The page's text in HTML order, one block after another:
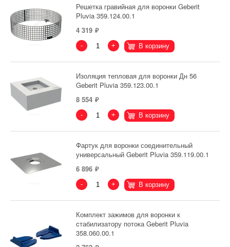
Решетка гравийная для воронки Geberit
Pluvia 359.124.00.1
4 319
- + В корзину
Изоляция тепловая для воронки Дн 56
Geberit Pluvia 359.123.00.1
8 554
- + В корзину
Фартук для воронки соединительный
универсальный Geberit Pluvia 359.119.00.1
6 896
- + В корзину
Комплект зажимов для воронки к
cтабилизатору потока Geberit Pluvia
358.060.00.1